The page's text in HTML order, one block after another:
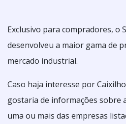
Exclusivo para compradores, o
desenvolveu a maior gama de
mercado industrial.
Caso haja interesse por
gostaria de informações sobre
uma ou mais das empresas